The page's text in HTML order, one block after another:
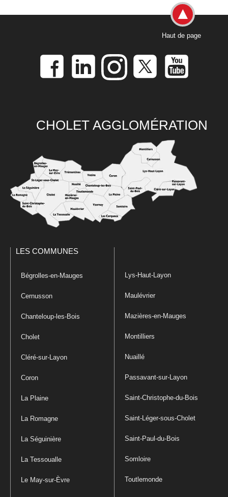
Haut de page
CHOLET AGGLOMÉRATION
LES COMMUNES
Bégrolles-en-Mauges
Cernusson
Chanteloup-les-Bois
Cholet
Cléré-sur-Layon
Coron
La Plaine
La Romagne
La Séguinière
La Tessoualle
Le May-sur-Èvre
Lys-Haut-Layon
Maulévrier
Mazières-en-Mauges
Montilliers
Nuaillé
Passavant-sur-Layon
Saint-Christophe-du-Bois
Saint-Léger-sous-Cholet
Saint-Paul-du-Bois
Somloire
Toutlemonde